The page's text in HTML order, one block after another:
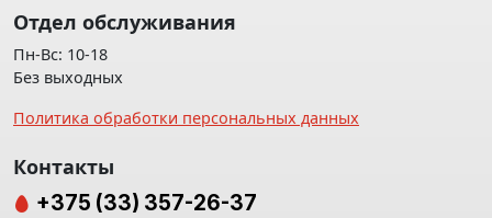
Отдел обслуживания
Пн-Вс: 10-18
Без выходных
Политика обработки персональных данных
Контакты
+375 (33) 357-26-37